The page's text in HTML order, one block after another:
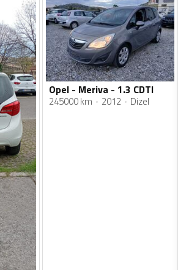
Opel - Meriva - 1.3 CDTI
245000 km 2012 Dizel